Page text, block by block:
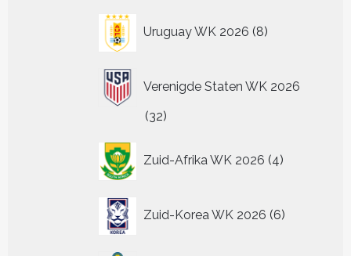
Uruguay WK 2026 8
producten
Verenigde Staten WK 2026
3232
Zuid-Afrika WK 2026 4
producten
Zuid-Korea WK 2026 6
producten